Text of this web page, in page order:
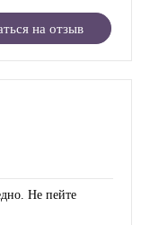
на отзыв
Не пейте